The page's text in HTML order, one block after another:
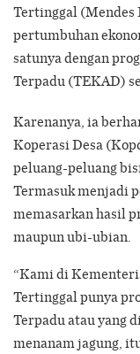
Tertinggal (Mendes
pertumbuhan
satunya dengan
Terpadu (TEKAD)
Karenanya, ia
Koperasi Desa
peluang-peluang
Termasuk menjadi
memasarkan hasil
maupun ubi-ubian.
“Kami di
Tertinggal punya
Terpadu atau yang
menanam jagung,